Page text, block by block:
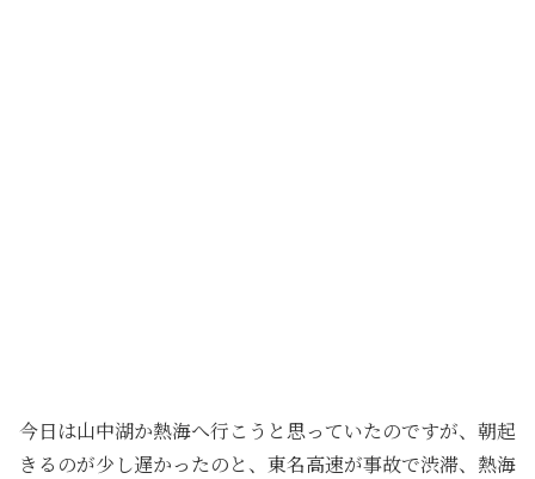
今日は山中湖か熱海へ行こうと思っていたのですが、朝起
きるのが少し遅かったのと、東名高速が事故で渋滞、熱海